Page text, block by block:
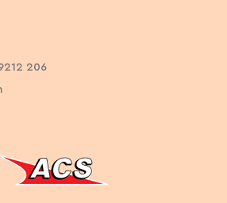
206